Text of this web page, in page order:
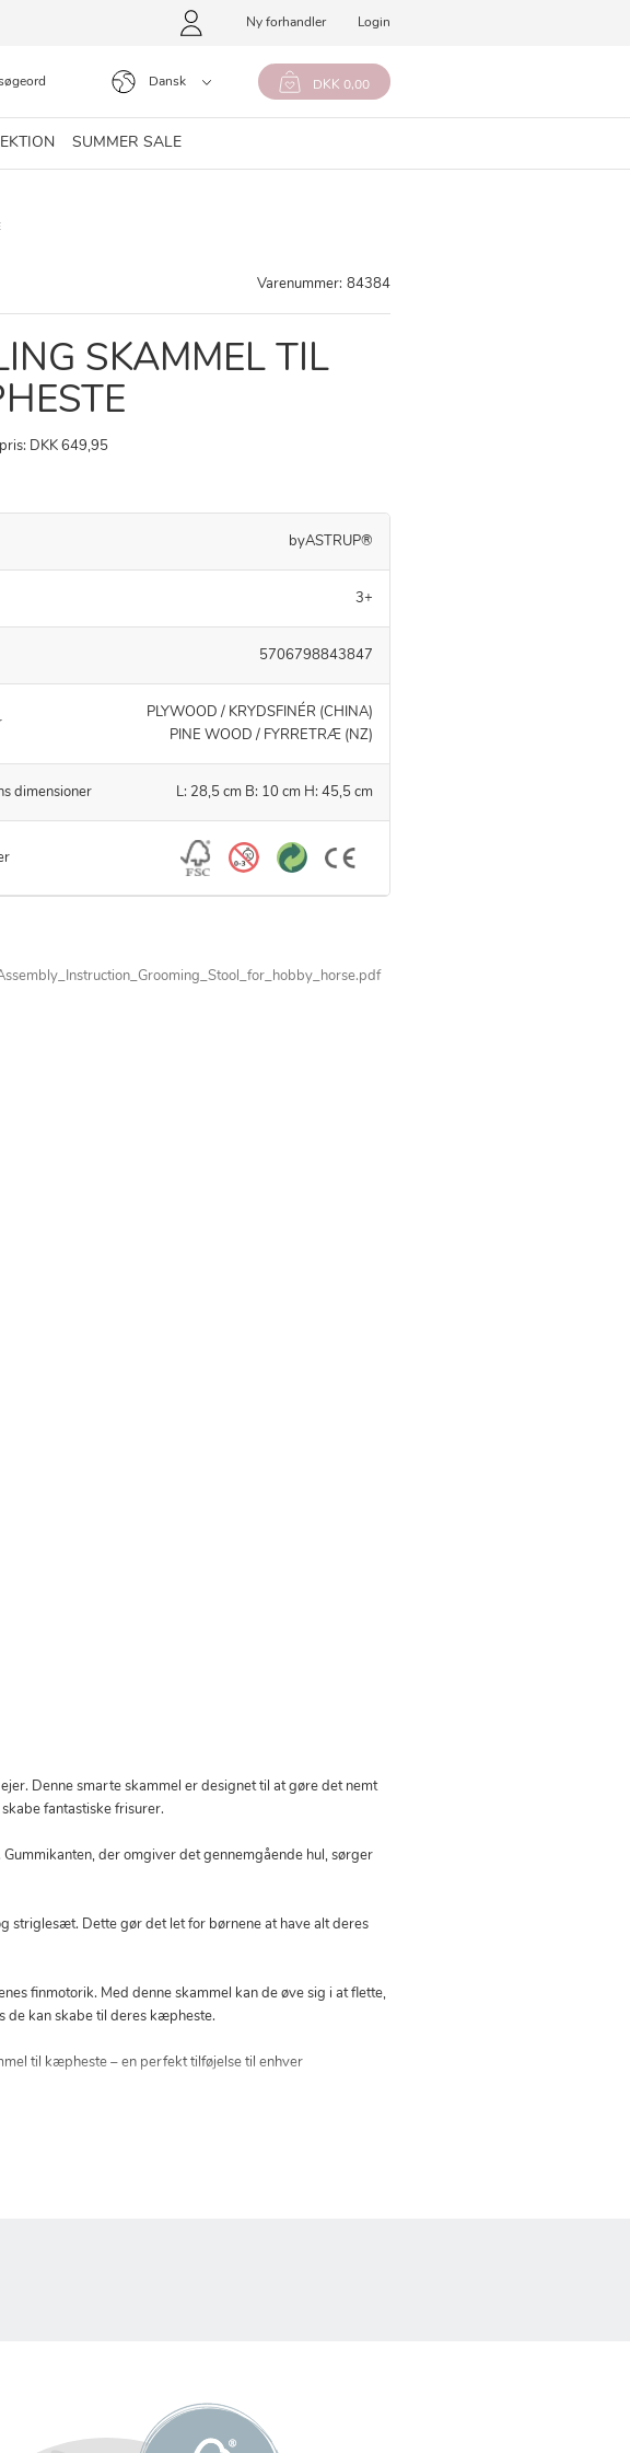
Ny forhandler Login
Dansk DKK 0,00
SUMMER SALE
Varenummer: 84384
SKAMMEL TIL
DKK 649,95
byASTRUP®
3+
5706798843847
PLYWOOD / KRYDSFINÉR (CHINA)
PINE WOOD / FYRRETRÆ (NZ)
dimensioner L: 28,5 cm B: 10 cm H: 45,5 cm
Denne smarte skammel er designet til at gøre det nemt
fantastiske frisurer.
der omgiver det gennemgående hul, sørger
striglesæt. Dette gør det let for børnene at have alt deres
finmotorik. Med denne skammel kan de øve sig i at flette,
de kan skabe til deres kæpheste.
til kæpheste – en perfekt tilføjelse til enhver